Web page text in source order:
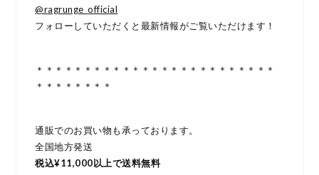
@ragrunge_official
フォローしていただくと最新情報がご覧いただけます！
＊＊＊＊＊＊＊＊＊＊＊＊＊＊＊＊＊＊＊＊＊＊＊＊＊
＊＊＊＊＊＊＊＊
通販でのお買い物も承っております。
全国地方発送
税込¥11,000以上で送料無料